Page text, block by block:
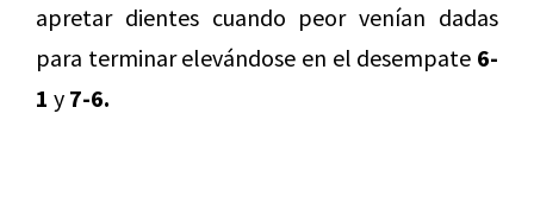
apretar dientes cuando peor venían dadas
para terminar elevándose en el desempate 6-
1 y 7-6.